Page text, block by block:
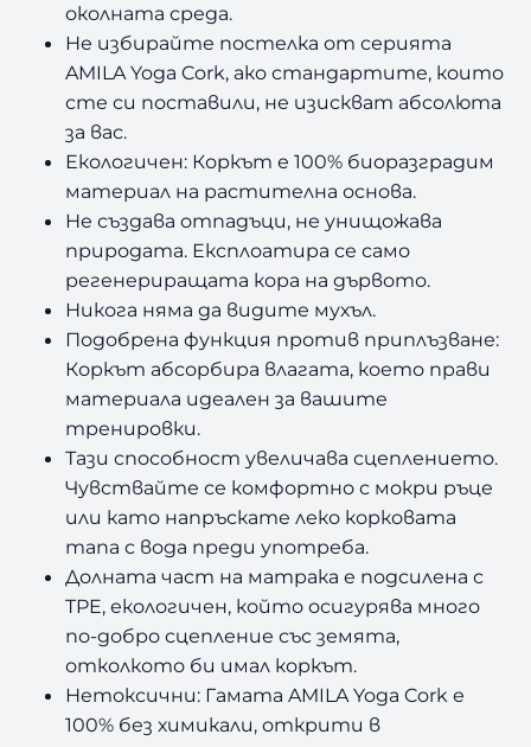
околната среда.
Не избирайте постелка от серията
AMILA Yoga Cork, ако стандартите, които
сте си поставили, не изискват абсолюта
за вас.
Екологичен: Коркът е 100% биоразградим
материал на растителна основа.
Не създава отпадъци, не унищожава
природата. Експлоатира се само
регенериращата кора на дървото.
Никога няма да видите мухъл.
Подобрена функция против приплъзване:
Коркът абсорбира влагата, което прави
материала идеален за вашите
тренировки.
Тази способност увеличава сцеплението.
Чувствайте се комфортно с мокри ръце
или като напръскате леко корковата
тапа с вода преди употреба.
Долната част на матрака е подсилена с
TPE, екологичен, който осигурява много
по-добро сцепление със земята,
отколкото би имал коркът.
Нетоксични: Гамата AMILA Yoga Cork е
100% без химикали, открити в